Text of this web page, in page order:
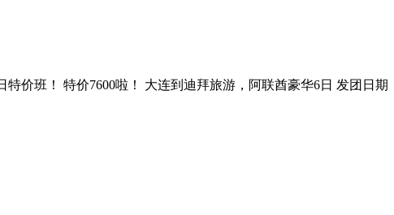
价班！ 特价7600啦！ 大连到迪拜旅游，阿联酋豪华6日 发团日期